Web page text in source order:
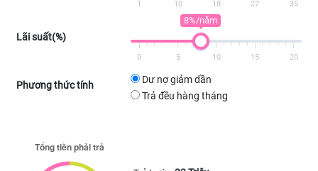
1 10 18 27 35
Lãi suất(%)
8%/năm
0 5 10 15 20
Phương thức tính
Dư nợ giảm dần
Trả đều hàng tháng